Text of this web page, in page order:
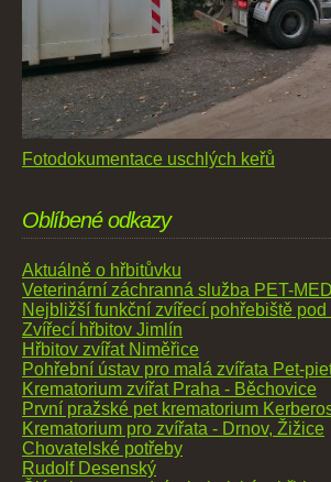
Fotodokumentace uschlých keřů
Oblíbené odkazy
Aktuálně o hřbitůvku
Veterinární záchranná služba PET-
Nejbližší funkční zvířecí pohřebiště pod
Zvířecí hřbitov Jimlín
Hřbitov zvířat Niměřice
Pohřební ústav pro malá zvířata Pet-
Krematorium zvířat Praha - Běchovice
První pražské pet krematorium
Krematorium pro zvířata - Drnov, Žižice
Chovatelské potřeby
Rudolf Desenský